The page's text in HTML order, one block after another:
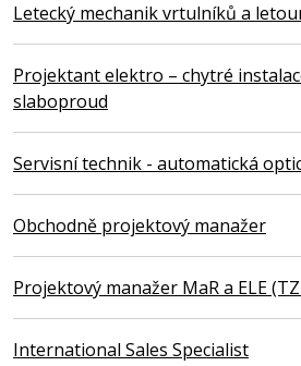
Letecký mechanik vrtulníků a
Projektant elektro – chytré
slaboproud
Servisní technik - automatická
Obchodně projektový manažer
Projektový manažer MaR a ELE
International Sales Specialist